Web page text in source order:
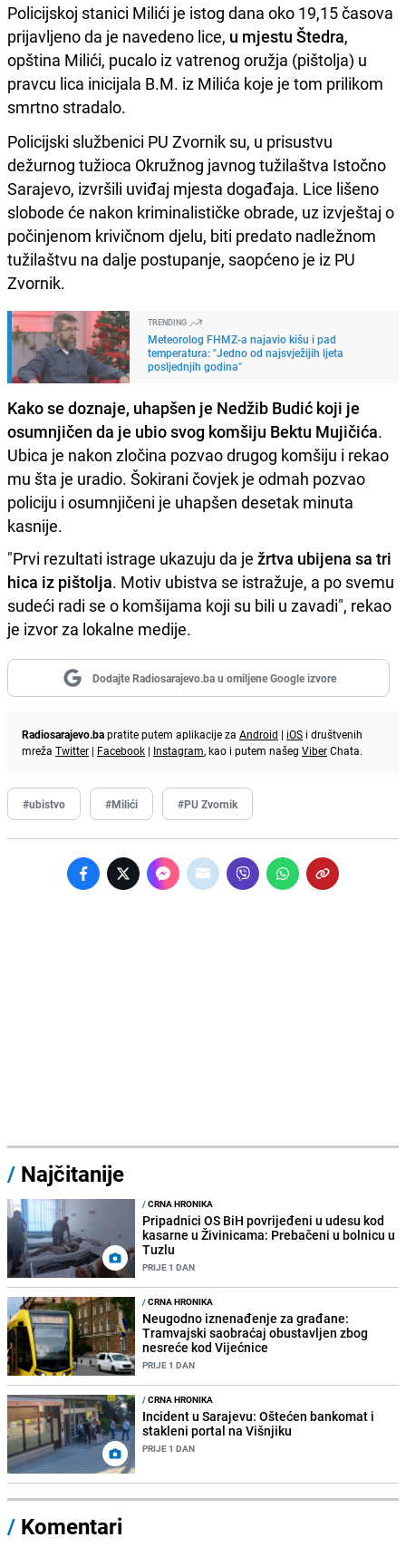
Policijskoj stanici Milići je istog dana oko 19,15 časova
prijavljeno da je navedeno lice, u mjestu Štedra,
opština Milići, pucalo iz vatrenog oružja (pištolja) u
pravcu lica inicijala B.M. iz Milića koje je tom prilikom
smrtno stradalo.
Policijski službenici PU Zvornik su, u prisustvu
dežurnog tužioca Okružnog javnog tužilaštva Istočno
Sarajevo, izvršili uviđaj mjesta događaja. Lice lišeno
slobode će nakon kriminalističke obrade, uz izvještaj o
počinjenom krivičnom djelu, biti predato nadležnom
tužilaštvu na dalje postupanje, saopćeno je iz PU
Zvornik.
TRENDING
Meteorolog FHMZ-a najavio kišu i pad
temperatura: "Jedno od najsvježijih ljeta
posljednjih godina"
Kako se doznaje, uhapšen je Nedžib Budić koji je
osumnjičen da je ubio svog komšiju Bektu Mujičića.
Ubica je nakon zločina pozvao drugog komšiju i rekao
mu šta je uradio. Šokirani čovjek je odmah pozvao
policiju i osumnjičeni je uhapšen desetak minuta
kasnije.
"Prvi rezultati istrage ukazuju da je žrtva ubijena sa tri
hica iz pištolja. Motiv ubistva se istražuje, a po svemu
sudeći radi se o komšijama koji su bili u zavadi", rekao
je izvor za lokalne medije.
Dodajte Radiosarajevo.ba u omiljene Google izvore
Radiosarajevo.bapratite putem aplikacije za Android | iOS i društvenih
mreža Twitter | Facebook | Instagram, kao i putem našeg ViberChata.
#ubistvo #Milići #PU Zvornik
/ Najčitanije
/CRNA HRONIKA
Pripadnici OS BiH povrijeđeni u udesu kod
kasarne u Živinicama: Prebačeni u bolnicu u
Tuzlu
PRIJE 1 DAN
/CRNA HRONIKA
Neugodno iznenađenje za građane:
Tramvajski saobraćaj obustavljen zbog
nesreće kod Vijećnice
PRIJE 1 DAN
/CRNA HRONIKA
Incident u Sarajevu: Oštećen bankomat i
stakleni portal na Višnjiku
PRIJE 1 DAN
/ Komentari